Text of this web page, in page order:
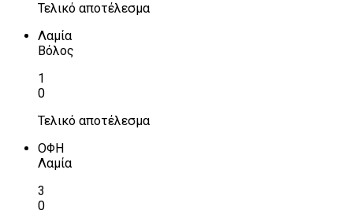
Τελικό αποτέλεσμα
Λαμία
Βόλος
1
0
Τελικό αποτέλεσμα
ΟΦΗ
Λαμία
3
0